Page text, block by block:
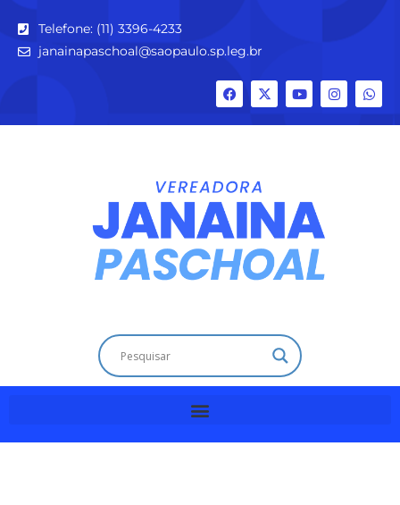
Telefone: (11) 3396-4233
janainapaschoal@saopaulo.sp.leg.br